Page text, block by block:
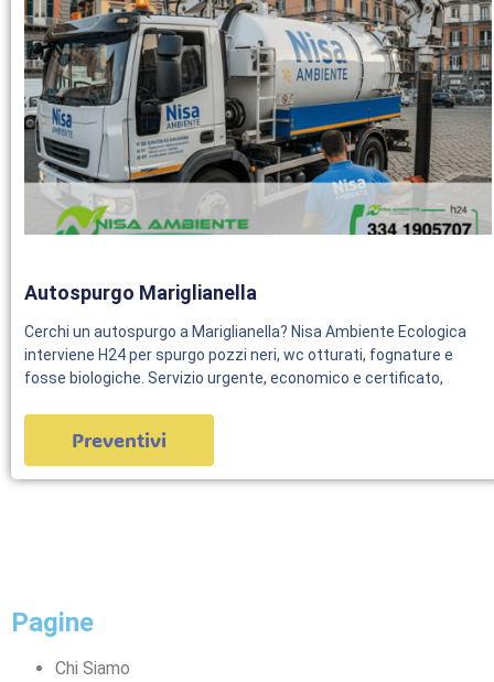
Autospurgo Mariglianella
Cerchi un autospurgo a Mariglianella? Nisa Ambiente Ecologica
interviene H24 per spurgo pozzi neri, wc otturati, fognature e
fosse biologiche. Servizio urgente, economico e certificato,
Preventivi
Pagine
Chi Siamo